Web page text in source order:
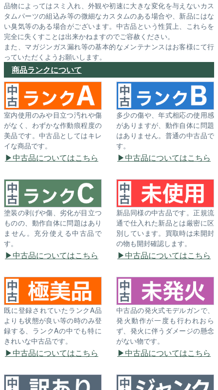
品物によってはスミ入れ、外観や初速に大きな変化を与えないカス
タムパーツの組込み等の微細なカスタムのある場合や、新品にはな
い臭気等のある場合がございます。中古品という性質上、これらを
完全に失くすことは出来かねますのでご容赦ください。
また、マガジンガス漏れ等の基本的なメンテナンスはお客様にて行
っていただくようお願いします。
商品ランクについて
室内使用のみや目立つ汚れや傷
がなく、わずかな作動痕程度の
美品です。中古品としてはキレ
イな商品です。
中古品についてはこちら
多少の傷や、年式相応の使用感
がありますが、動作自体に問題
はありません。普通の中古品で
す。
中古品についてはこちら
塗装の剥げや傷、劣化が目立つ
ものの、動作自体に問題はあり
ません。充分使える中古品で
す。
中古品についてはこちら
新品同様の中古品です。正規流
通で仕入れた新品とは厳密に区
別しています。買取時は未開封
の物も開封確認します。
中古品についてはこちら
既に登録されていたランクA品
よりも状態が良い等の時のみ登
録する、ランクAの中でも特に
きれいな中古品です。
中古品についてはこちら
中古品の発火式モデルガンで、
発火動作が一度も行われおら
ず、発火に伴うダメージの懸念
がない物です。
中古品についてはこちら